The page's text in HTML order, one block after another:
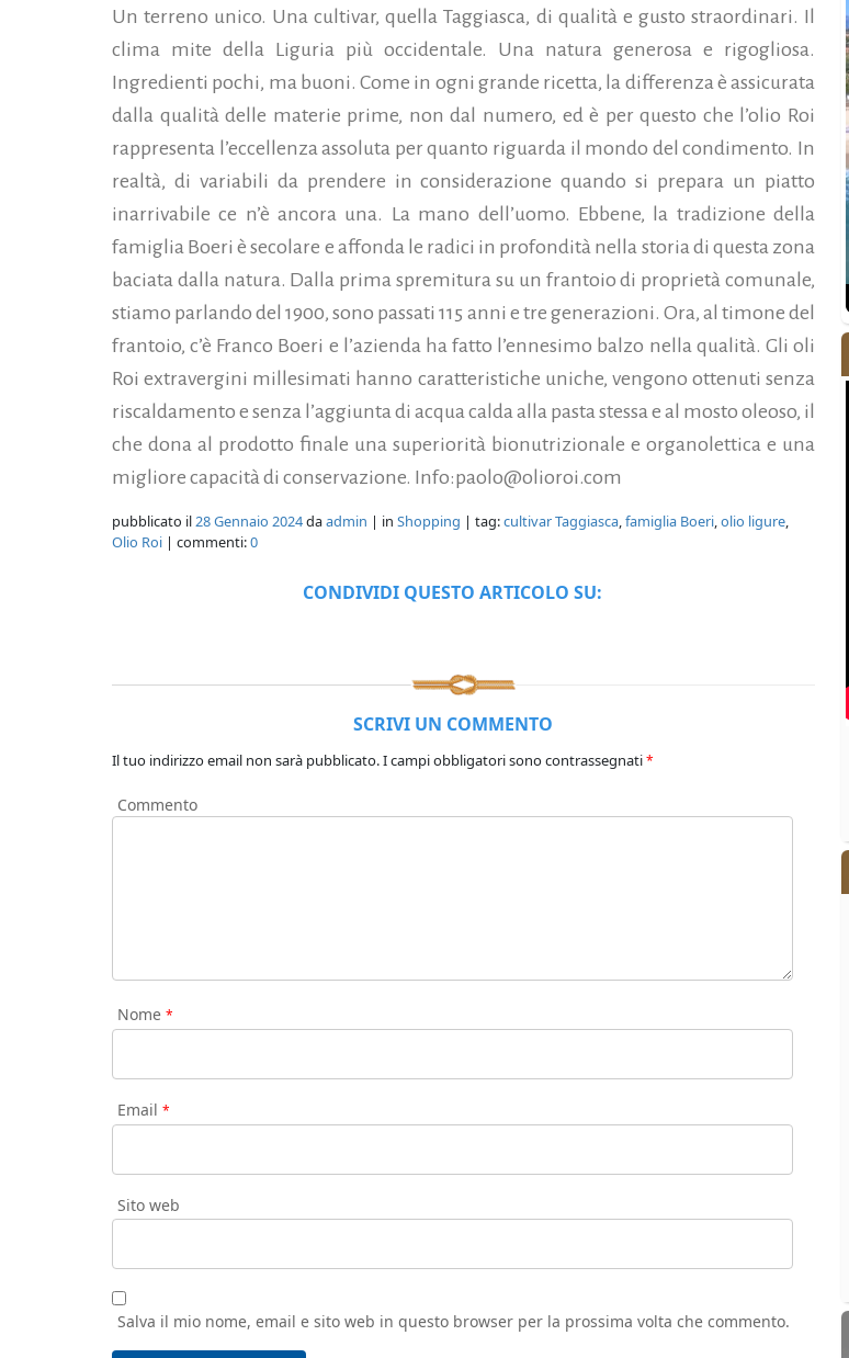
Un terreno unico. Una cultivar, quella Taggiasca, di qualità e gusto straordinari. Il
clima mite della Liguria più occidentale. Una natura generosa e rigogliosa.
Ingredienti pochi, ma buoni. Come in ogni grande ricetta, la differenza è assicurata
dalla qualità delle materie prime, non dal numero, ed è per questo che l’olio Roi
rappresenta l’eccellenza assoluta per quanto riguarda il mondo del condimento. In
realtà, di variabili da prendere in considerazione quando si prepara un piatto
inarrivabilece n’è ancora una. La mano dell’uomo. Ebbene, la tradizione della
famiglia Boeri è secolare e affonda le radici in profondità nella storia di questa zona
baciata dalla natura. Dalla prima spremitura su un frantoio di proprietà comunale,
stiamo parlando del 1900, sono passati 115 anni e tre generazioni. Ora, al timone del
frantoio, c’è Franco Boeri e l’azienda ha fatto l’ennesimo balzo nella qualità. Gli oli
Roi extravergini millesimati hanno caratteristiche uniche, vengono ottenuti senza
riscaldamento e senza l’aggiunta di acqua calda alla pasta stessa e al mosto oleoso, il
che dona al prodotto finale una superiorità bionutrizionale e organolettica e una
migliore capacità di conservazione. Info:paolo@olioroi.com
pubblicato il28 Gennaio 2024daadmin | in Shopping | tag:cultivar Taggiasca,famiglia Boeri,olio ligure,
Olio Roi | commenti:0
CONDIVIDI QUESTO ARTICOLO SU:
SCRIVI UN COMMENTO
Il tuo indirizzo email non sarà pubblicato.I campi obbligatori sono contrassegnati*
Commento
Nome *
Email *
Sito web
Salva il mio nome, email e sito web in questo browser per la prossima volta che commento.